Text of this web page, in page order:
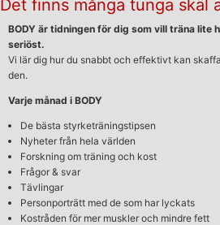
Det finns många tunga skäl
BODY är tidningen för dig som vill träna lite
seriöst.
Vi lär dig hur du snabbt och effektivt kan
den.
Varje månad i BODY
De bästa styrketräningstipsen
Nyheter från hela världen
Forskning om träning och kost
Frågor & svar
Tävlingar
Personporträtt med de som har lyckats
Kostråden för mer muskler och mindre fett